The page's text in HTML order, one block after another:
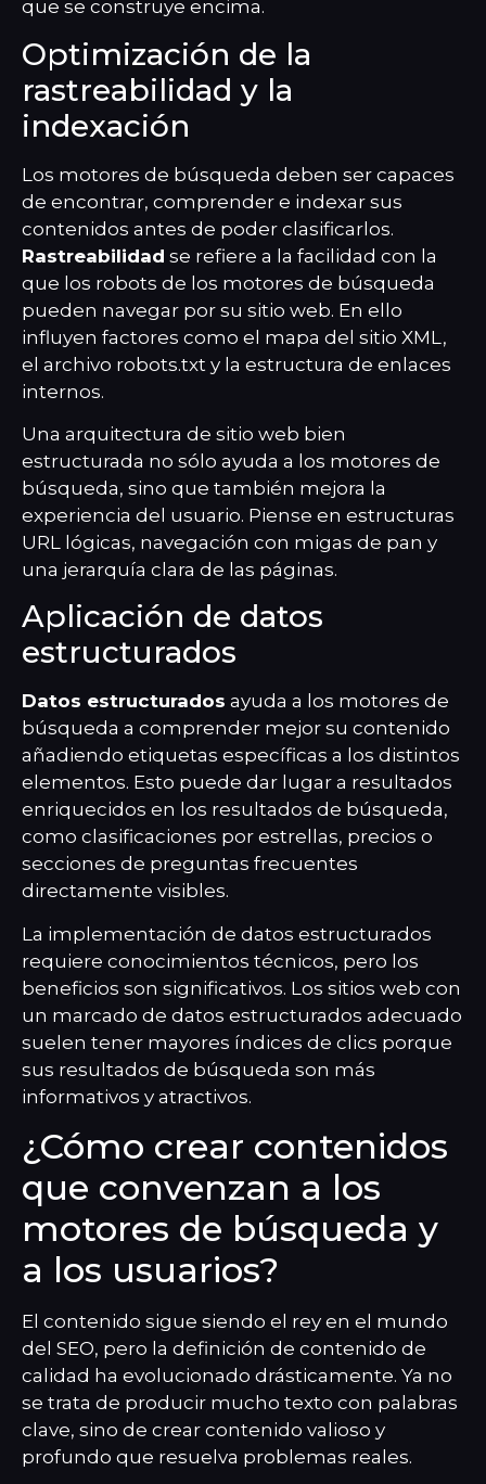
que se construye encima.
Optimización de la
rastreabilidad y la
indexación
Los motores de búsqueda deben ser capaces
de encontrar, comprender e indexar sus
contenidos antes de poder clasificarlos.
Rastreabilidad se refiere a la facilidad con la
que los robots de los motores de búsqueda
pueden navegar por su sitio web. En ello
influyen factores como el mapa del sitio XML,
el archivo robots.txt y la estructura de enlaces
internos.
Una arquitectura de sitio web bien
estructurada no sólo ayuda a los motores de
búsqueda, sino que también mejora la
experiencia del usuario. Piense en estructuras
URL lógicas, navegación con migas de pan y
una jerarquía clara de las páginas.
Aplicación de datos
estructurados
Datos estructurados ayuda a los motores de
búsqueda a comprender mejor su contenido
añadiendo etiquetas específicas a los distintos
elementos. Esto puede dar lugar a resultados
enriquecidos en los resultados de búsqueda,
como clasificaciones por estrellas, precios o
secciones de preguntas frecuentes
directamente visibles.
La implementación de datos estructurados
requiere conocimientos técnicos, pero los
beneficios son significativos. Los sitios web con
un marcado de datos estructurados adecuado
suelen tener mayores índices de clics porque
sus resultados de búsqueda son más
informativos y atractivos.
¿Cómo crear contenidos
que convenzan a los
motores de búsqueda y
a los usuarios?
El contenido sigue siendo el rey en el mundo
del SEO, pero la definición de contenido de
calidad ha evolucionado drásticamente. Ya no
se trata de producir mucho texto con palabras
clave, sino de crear contenido valioso y
profundo que resuelva problemas reales.